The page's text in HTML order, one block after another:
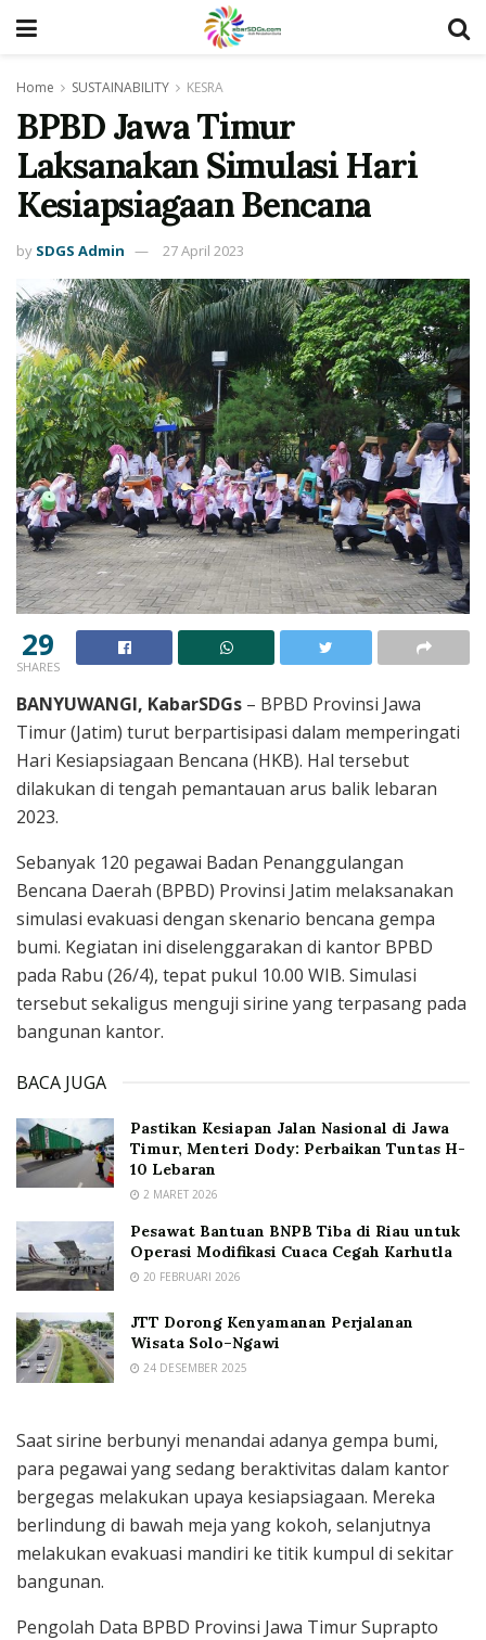
Home SUSTAINABILITY KESRA
BPBD Jawa Timur
Laksanakan Simulasi Hari
Kesiapsiagaan Bencana
by SDGS Admin 27 April 2023
29
SHARES
BANYUWANGI, KabarSDGs – BPBD Provinsi Jawa
Timur (Jatim) turut berpartisipasi dalam memperingati
Hari Kesiapsiagaan Bencana (HKB). Hal tersebut
dilakukan di tengah pemantauan arus balik lebaran
2023.
Sebanyak 120 pegawai Badan Penanggulangan
Bencana Daerah (BPBD) Provinsi Jatim melaksanakan
simulasi evakuasi dengan skenario bencana gempa
bumi. Kegiatan ini diselenggarakan di kantor BPBD
pada Rabu (26/4), tepat pukul 10.00 WIB. Simulasi
tersebut sekaligus menguji sirine yang terpasang pada
bangunan kantor.
BACA JUGA
Pastikan Kesiapan Jalan Nasional di Jawa
Timur, Menteri Dody: Perbaikan Tuntas H-
10 Lebaran
2 MARET 2026
Pesawat Bantuan BNPB Tiba di Riau untuk
Operasi Modifikasi Cuaca Cegah Karhutla
20 FEBRUARI 2026
JTT Dorong Kenyamanan Perjalanan
Wisata Solo–Ngawi
24 DESEMBER 2025
Saat sirine berbunyi menandai adanya gempa bumi,
para pegawai yang sedang beraktivitas dalam kantor
bergegas melakukan upaya kesiapsiagaan. Mereka
berlindung di bawah meja yang kokoh, selanjutnya
melakukan evakuasi mandiri ke titik kumpul di sekitar
bangunan.
Pengolah Data BPBD Provinsi Jawa Timur Suprapto